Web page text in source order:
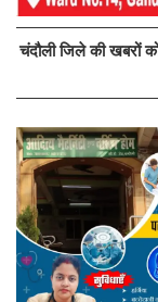
चंदौली जिले की खबरों